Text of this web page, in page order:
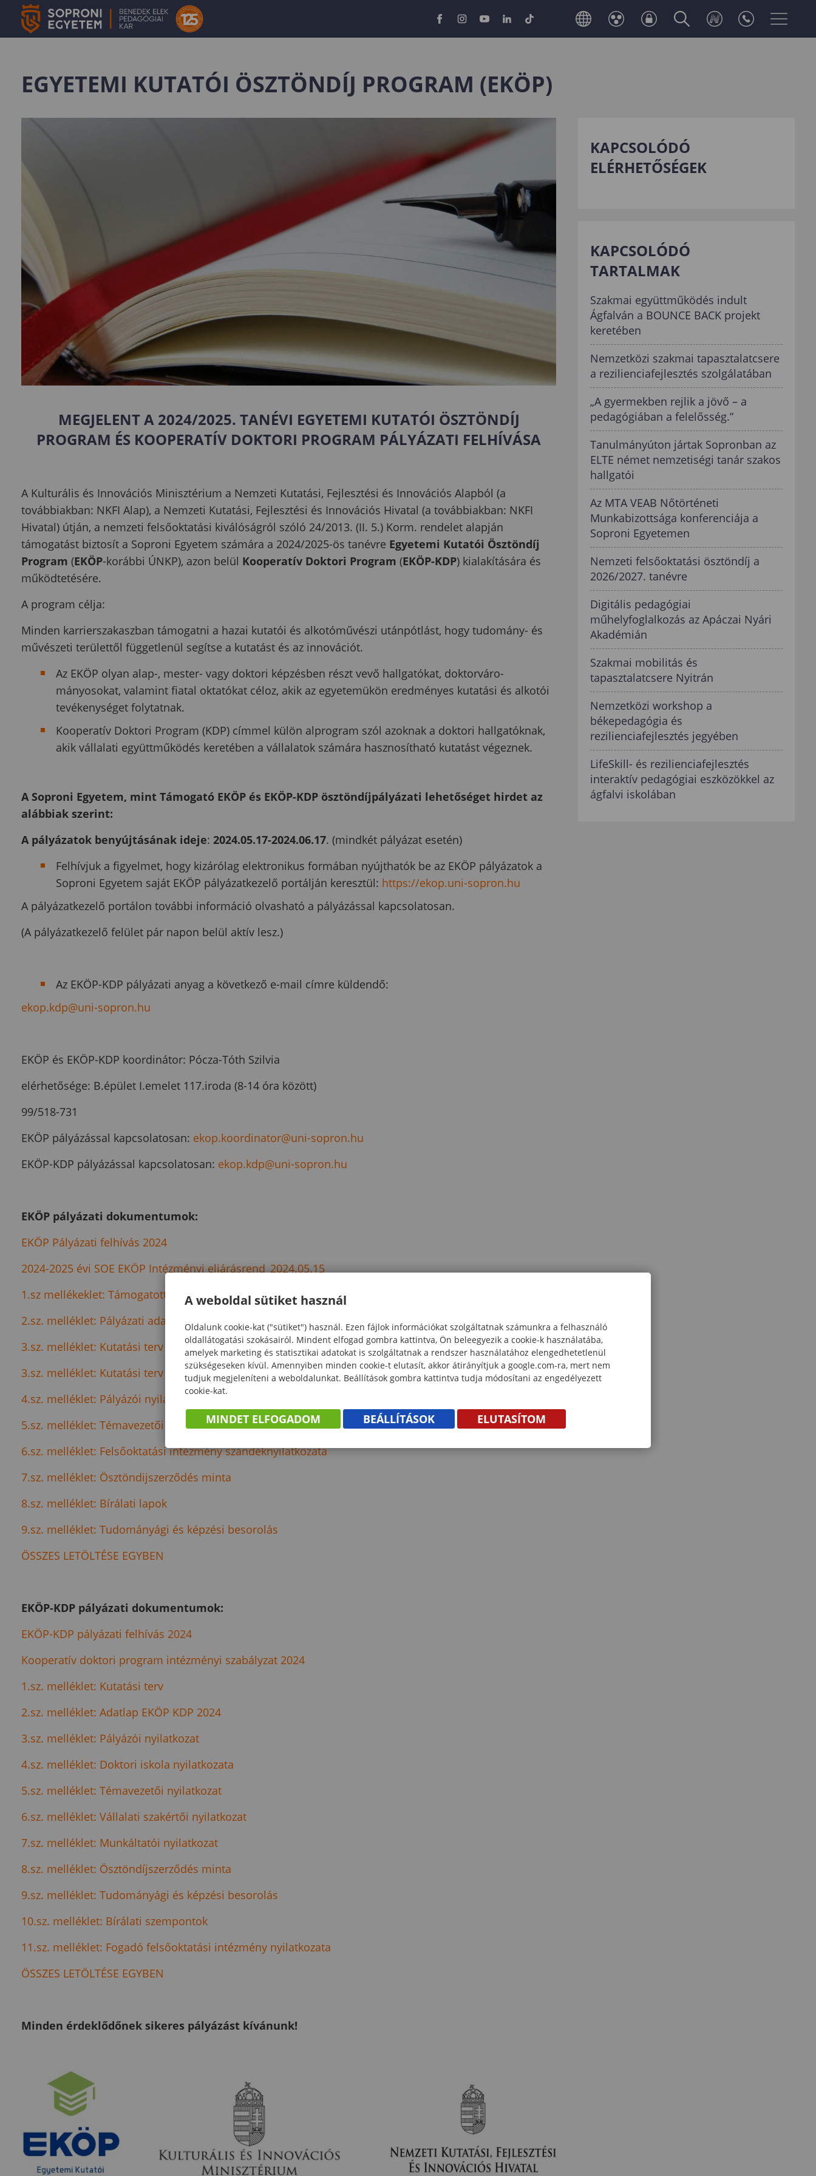
EGYETEMI KUTATÓI ÖSZTÖNDÍJ PROGRAM (EKÖP)
MEGJELENT A 2024/2025. TANÉVI EGYETEMI KUTATÓI ÖSZTÖNDÍJ
PROGRAM ÉS KOOPERATÍV DOKTORI PROGRAM PÁLYÁZATI FELHÍVÁSA
A Kulturális és Innovációs Minisztérium a Nemzeti Kutatási, Fejlesztési és Innovációs Alapból (a
továbbiakban: NKFI Alap), a Nemzeti Kutatási, Fejlesztési és Innovációs Hivatal (a továbbiakban: NKFI
Hivatal) útján, a nemzeti felsőoktatási kiválóságról szóló 24/2013. (II. 5.) Korm. rendelet alapján
támogatást biztosít a Soproni Egyetem számára a 2024/2025-ös tanévre Egyetemi Kutatói Ösztöndíj
Program (EKÖP-korábbi ÚNKP), azon belül Kooperatív Doktori Program (EKÖP-KDP) kialakítására és
működtetésére.
A program célja:
Minden karrierszakaszban támogatni a hazai kutatói és alkotóművészi utánpótlást, hogy tudomány- és
művészeti területtől függetlenül segítse a kutatást és az innovációt.
Az EKÖP olyan alap-, mester- vagy doktori képzésben részt vevő hallgatókat, doktorváro­
mányosokat, valamint fiatal oktatókat céloz, akik az egyetemükön eredményes kutatási és alkotói
tevékenységet folytatnak.
Kooperatív Doktori Program (KDP) címmel külön alprogram szól azoknak a doktori hall­gatóknak,
akik vállalati együttműködés keretében a vállalatok számára hasznosítható kutatást végeznek.
A Soproni Egyetem, mint Támogató EKÖP és EKÖP-KDP ösztöndíjpályázati lehetőséget hirdet az
alábbiak szerint:
A pályázatok benyújtásának ideje: 2024.05.17-2024.06.17. (mindkét pályázat esetén)
Felhívjuk a figyelmet, hogy kizárólag elektronikus formában nyújthatók be az EKÖP pályázatok a
Soproni Egyetem saját EKÖP pályázatkezelő portálján keresztül: https://ekop.uni-sopron.hu
A pályázatkezelő portálon további információ olvasható a pályázással kapcsolatosan.
(A pályázatkezelő felület pár napon belül aktív lesz.)
Az EKÖP-KDP pályázati anyag a következő e-mail címre küldendő:
ekop.kdp@uni-sopron.hu
EKÖP és EKÖP-KDP koordinátor: Pócza-Tóth Szilvia
elérhetősége: B.épület I.emelet 117.iroda (8-14 óra között)
99/518-731
EKÖP pályázással kapcsolatosan: ekop.koordinator@uni-sopron.hu
EKÖP-KDP pályázással kapcsolatosan: ekop.kdp@uni-sopron.hu
EKÖP pályázati dokumentumok:
EKÖP Pályázati felhívás 2024
2024-2025 évi SOE EKÖP Intézményi eljárásrend_2024.05.15
1.sz mellékeklet: Támogatott képzések, doktori iskolák és szervezeti egységek
2.sz. melléklet: Pályázati adatlap 2024
3.sz. melléklet: Kutatási terv I. leendo első éves alap mester
3.sz. melléklet: Kutatási terv II
4.sz. melléklet: Pályázói nyilatkozat
5.sz. melléklet: Témavezetői nyilatkozat
6.sz. melléklet: Felsőoktatási intézmény szándéknyilatkozata
7.sz. melléklet: Ösztöndijszerződés minta
8.sz. melléklet: Bírálati lapok
9.sz. melléklet: Tudományági és képzési besorolás
ÖSSZES LETÖLTÉSE EGYBEN
EKÖP-KDP pályázati dokumentumok:
EKÖP-KDP pályázati felhívás 2024
Kooperatív doktori program intézményi szabályzat 2024
1.sz. melléklet: Kutatási terv
2.sz. melléklet: Adatlap EKÖP KDP 2024
3.sz. melléklet: Pályázói nyilatkozat
4.sz. melléklet: Doktori iskola nyilatkozata
5.sz. melléklet: Témavezetői nyilatkozat
6.sz. melléklet: Vállalati szakértői nyilatkozat
7.sz. melléklet: Munkáltatói nyilatkozat
8.sz. melléklet: Ösztöndíjszerződés minta
9.sz. melléklet: Tudományági és képzési besorolás
10.sz. melléklet: Bírálati szempontok
11.sz. melléklet: Fogadó felsőoktatási intézmény nyilatkozata
ÖSSZES LETÖLTÉSE EGYBEN
Minden érdeklődőnek sikeres pályázást kívánunk!
KAPCSOLÓDÓ
ELÉRHETŐSÉGEK
KAPCSOLÓDÓ
TARTALMAK
Szakmai együttműködés indult
Ágfalván a BOUNCE BACK projekt
keretében
Nemzetközi szakmai tapasztalatcsere
a rezilienciafejlesztés szolgálatában
„A gyermekben rejlik a jövő – a
pedagógiában a felelősség.”
Tanulmányúton jártak Sopronban az
ELTE német nemzetiségi tanár szakos
hallgatói
Az MTA VEAB Nőtörténeti
Munkabizottsága konferenciája a
Soproni Egyetemen
Nemzeti felsőoktatási ösztöndíj a
2026/2027. tanévre
Digitális pedagógiai
műhelyfoglalkozás az Apáczai Nyári
Akadémián
Szakmai mobilitás és
tapasztalatcsere Nyitrán
Nemzetközi workshop a
békepedagógia és
rezilienciafejlesztés jegyében
LifeSkill- és rezilienciafejlesztés
interaktív pedagógiai eszközökkel az
ágfalvi iskolában
A weboldal sütiket használ
Oldalunk cookie-kat ("sütiket") használ. Ezen fájlok információkat szolgáltatnak számunkra a felhasználó
oldallátogatási szokásairól. Mindent elfogad gombra kattintva, Ön beleegyezik a cookie-k használatába,
amelyek marketing és statisztikai adatokat is szolgáltatnak a rendszer használatához elengedhetetlenül
szükségeseken kívül. Amennyiben minden cookie-t elutasít, akkor átirányítjuk a google.com-ra, mert nem
tudjuk megjeleníteni a weboldalunkat. Beállítások gombra kattintva tudja módosítani az engedélyezett
cookie-kat.
MINDET ELFOGADOM BEÁLLÍTÁSOK ELUTASÍTOM